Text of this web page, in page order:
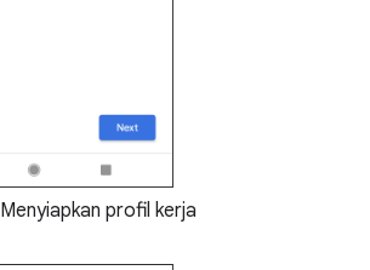
Menyiapkan profil kerja